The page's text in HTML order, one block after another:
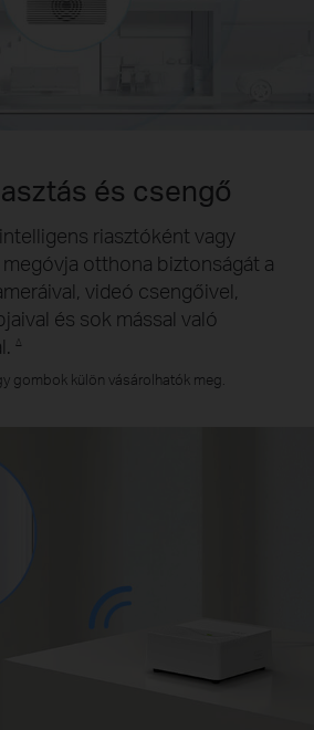
és csengő
riasztóként vagy
otthona biztonságát a
videó csengőivel,
és sok mással való
∆
gombok külön vásárolhatók meg.